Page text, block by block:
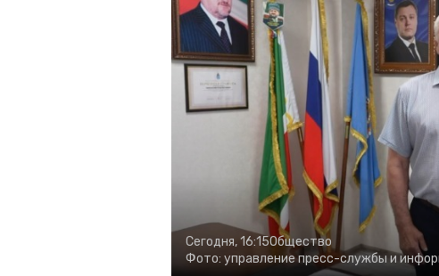
Сегодня, 16:15Общество
Фото: управление пресс-службы и